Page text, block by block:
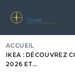
Show
ACCUEIL
IKEA : DÉCOUVREZ
2026 ET…